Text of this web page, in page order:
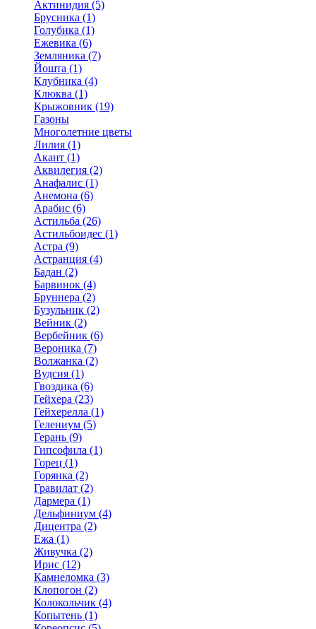
Актинидия (5)
Брусника (1)
Голубика (1)
Ежевика (6)
Земляника (7)
Йошта (1)
Клубника (4)
Клюква (1)
Крыжовник (19)
Газоны
Многолетние цветы
Лилия (1)
Акант (1)
Аквилегия (2)
Анафалис (1)
Анемона (6)
Арабис (6)
Астильба (26)
Астильбоидес (1)
Астра (9)
Астранция (4)
Бадан (2)
Барвинок (4)
Бруннера (2)
Бузульник (2)
Вейник (2)
Вербейник (6)
Вероника (7)
Волжанка (2)
Вудсия (1)
Гвоздика (6)
Гейхера (23)
Гейхерелла (1)
Гелениум (5)
Герань (9)
Гипсофила (1)
Горец (1)
Горянка (2)
Гравилат (2)
Дармера (1)
Дельфиниум (4)
Дицентра (2)
Ежа (1)
Живучка (2)
Ирис (12)
Камнеломка (3)
Клопогон (2)
Колокольчик (4)
Копытень (1)